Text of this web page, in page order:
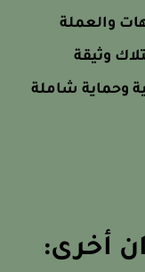
والعملة
وثيقة
وحماية شاملة
أخرى: